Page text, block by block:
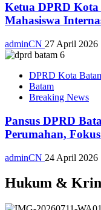
Ketua DPRD
Mahasiswa
adminCN 27 April 2026
DPRD Kota
Batam
Breaking News
Pansus DPRD
Perumahan,
adminCN 24 April 2026
Hukum &